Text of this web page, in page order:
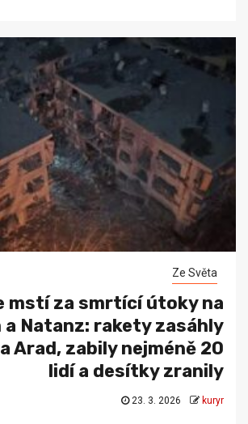
Ze Světa
mstí za smrtící útoky na
a Natanz: rakety zasáhly
Arad, zabily nejméně 20
lidí a desítky zranily
23. 3. 2026 kuryr